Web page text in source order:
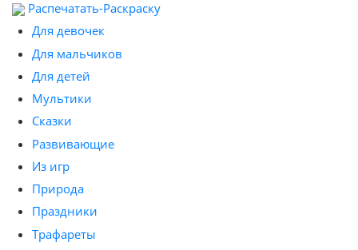
Распечатать-Раскраску
Для девочек
Для мальчиков
Для детей
Мультики
Сказки
Развивающие
Из игр
Природа
Праздники
Трафареты